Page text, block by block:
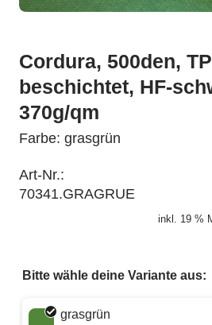
Cordura, 500den,
beschichtet, HF-
370g/qm
Farbe: grasgrün
Art-Nr.:
70341.GRAGRUE
inkl. 19 %
Bitte wähle deine Variante aus:
Wähle eine Farbe
grasgrün